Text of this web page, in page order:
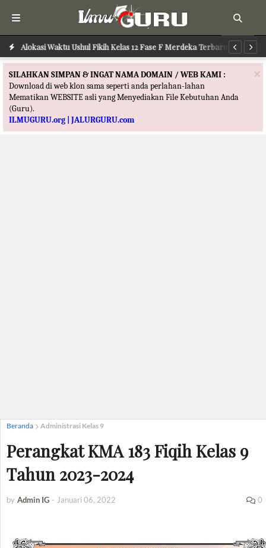
Alokasi Waktu Ushul Fikih Kelas 12 Fase F Merdeka Terbaru
Alokasi Waktu Ilmu Tafsir Kelas 12 Fase F Merdeka Terbaru
×
SILAHKAN SIMPAN & INGAT NAMA DOMAIN / WEB KAMI :
Download di web klon sama seperti anda perlahan-lahan
Mematikan WEBSITE asli yang Menyediakan File Kebutuhan Anda
(Guru).
ILMUGURU.org | JALURGURU.com
Beranda Administrasi Kelas 9
Perangkat KMA 183 Fiqih Kelas 9
Tahun 2023-2024
by Admin IG - Januari 06, 2022 0